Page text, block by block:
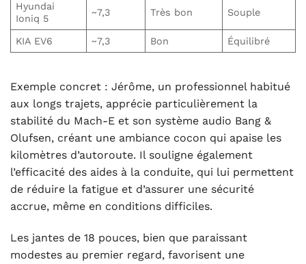
Hyundai
Ioniq 5
~7,3 Très bon Souple
KIA EV6 ~7,3 Bon Équilibré
Exemple concret : Jérôme, un professionnel habitué
aux longs trajets, apprécie particulièrement la
stabilité du Mach-E et son système audio Bang &
Olufsen, créant une ambiance cocon qui apaise les
kilomètres d’autoroute. Il souligne également
l’efficacité des aides à la conduite, qui lui permettent
de réduire la fatigue et d’assurer une sécurité
accrue, même en conditions difficiles.
Les jantes de 18 pouces, bien que paraissant
modestes au premier regard, favorisent une